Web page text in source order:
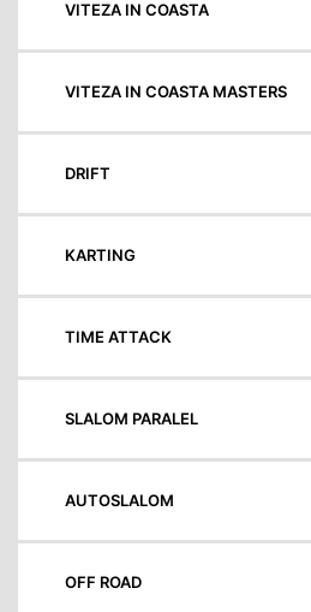
VITEZA IN COASTA
VITEZA IN COASTA MASTERS
DRIFT
KARTING
TIME ATTACK
SLALOM PARALEL
AUTOSLALOM
OFF ROAD